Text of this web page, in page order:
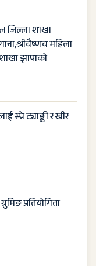
जिल्ला शाखा
महिला
झापाको
स्प्रे ट्याङ्की र खीर
प्रतियोगिता